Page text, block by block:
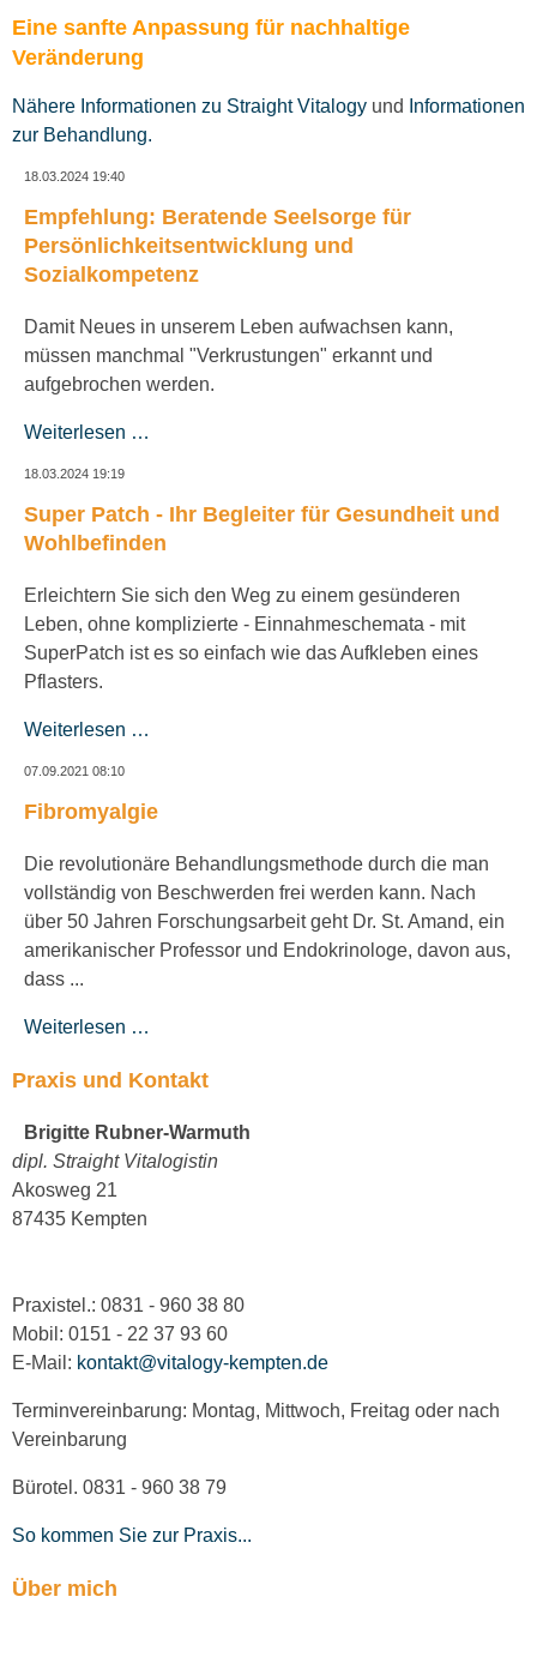
Eine sanfte Anpassung für nachhaltige
Veränderung
Nähere Informationen zu Straight Vitalogy und
Informationen
zur Behandlung.
18.03.2024 19:40
Empfehlung: Beratende Seelsorge für
Persönlichkeitsentwicklung und
Sozialkompetenz
Damit Neues in unserem Leben aufwachsen kann,
müssen manchmal "Verkrustungen" erkannt und
aufgebrochen werden.
Weiterlesen …
18.03.2024 19:19
Super Patch - Ihr Begleiter für Gesundheit und
Wohlbefinden
Erleichtern Sie sich den Weg zu einem gesünderen
Leben, ohne komplizierte - Einnahmeschemata - mit
SuperPatch ist es so einfach wie das Aufkleben eines
Pflasters.
Weiterlesen …
07.09.2021 08:10
Fibromyalgie
Die revolutionäre Behandlungsmethode durch die man
vollständig von Beschwerden frei werden kann. Nach
über 50 Jahren Forschungsarbeit geht Dr. St. Amand, ein
amerikanischer Professor und Endokrinologe, davon aus,
dass ...
Weiterlesen …
Praxis und Kontakt
Brigitte Rubner-Warmuth
dipl. Straight Vitalogistin
Akosweg 21
87435 Kempten
Praxistel.: 0831 - 960 38 80
Mobil: 0151 - 22 37 93 60
E-Mail: kontakt@vitalogy-kempten.de
Terminvereinbarung: Montag, Mittwoch, Freitag oder nach
Vereinbarung
Bürotel. 0831 - 960 38 79
So kommen Sie zur Praxis...
Über mich